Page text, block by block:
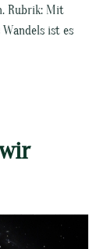
Rubrik: Mit
ist es